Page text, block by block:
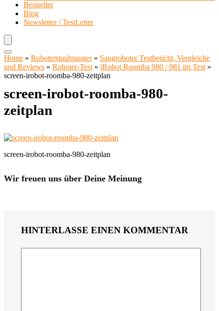
Bestseller
Blog
Newsletter / TestLetter
Home » Roboterstaubsauger» Saugroboter Testbericht, Vergleiche
und Reviews » Roboter-Test » iRobot Roomba 980 / 981 im Test »
screen-irobot-roomba-980-zeitplan
screen-irobot-roomba-980-
zeitplan
screen-irobot-roomba-980-zeitplan
Wir freuen uns über Deine Meinung
HINTERLASSE EINEN KOMMENTAR